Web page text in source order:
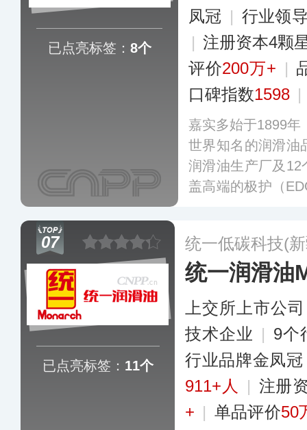
已点亮标签： 8个
凤冠 | 行业领
| 注册资本4颗
评价200万+ |
口碑指数1598 |
嘉实多始于1899年
世界知名的润滑油
润滑油生产厂及12
盖高端的极护（
品，涵盖了全合成
的润滑油。更多
07
已点亮标签： 11个
统一低碳科技(
统一润滑油
上交所上市公司
技术企业 | 9个
行业品牌金凤冠
911+人
| 注册
+ | 单品评价50